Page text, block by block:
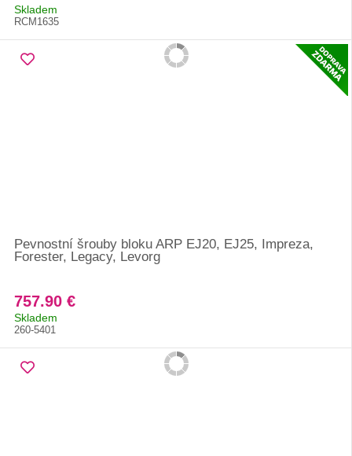
Skladem
RCM1635
Pevnostní šrouby bloku ARP EJ20, EJ25, Impreza,
Forester, Legacy, Levorg
757.90 €
Skladem
260-5401